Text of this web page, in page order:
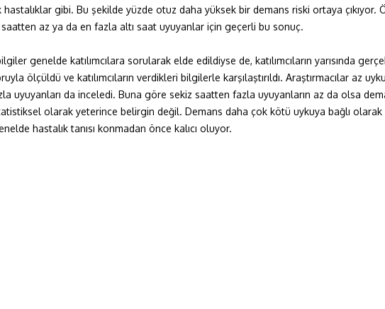
gibi. Bu şekilde yüzde otuz daha yüksek bir demans riski ortaya çıkıyor.
az ya da en fazla altı saat uyuyanlar için geçerli bu sonuç.
genelde katılımcılara sorularak elde edildiyse de, katılımcıların yarısında
ölçüldü ve katılımcıların verdikleri bilgilerle karşılaştırıldı. Araştırmacılar az uyku
uyuyanları da inceledi. Buna göre sekiz saatten fazla uyuyanların az da olsa
olarak yeterince belirgin değil. Demans daha çok kötü uykuya bağlı olarak
hastalık tanısı konmadan önce kalıcı oluyor.